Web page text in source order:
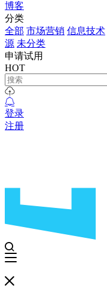
博客
分类
全部 市场营销 信息技术
源 未分类
申请试用
HOT
登录
注册